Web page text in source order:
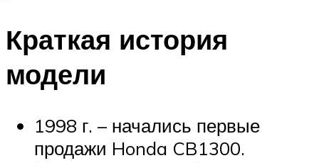
Краткая история
модели
1998 г. – начались первые
продажи Honda CB1300.